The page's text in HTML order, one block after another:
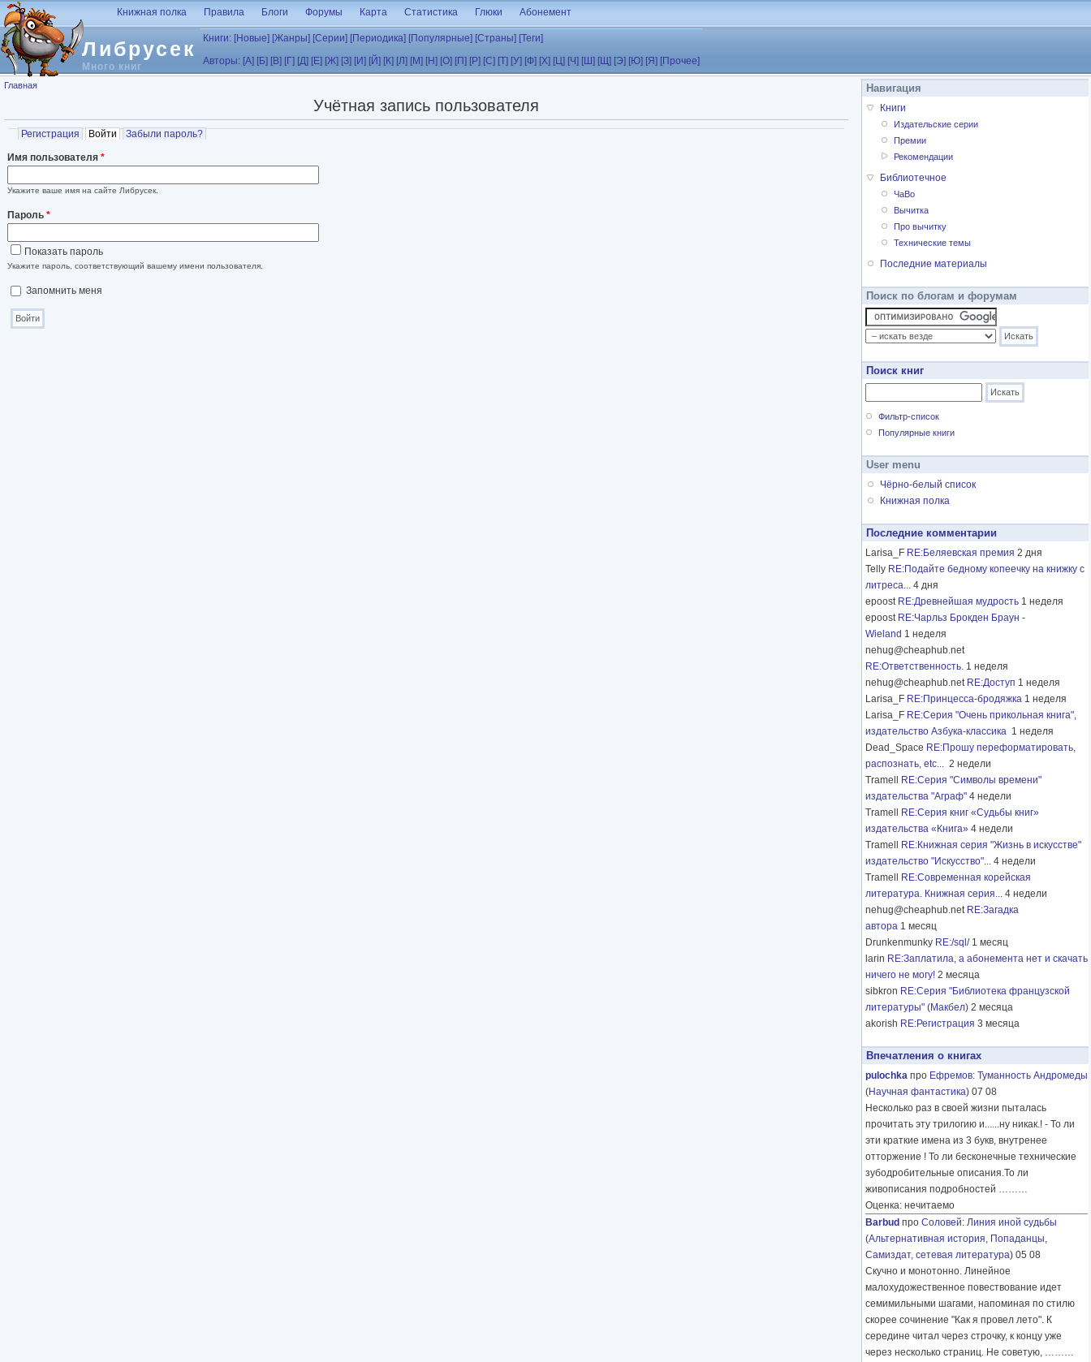
Перейти к основному содержанию
Либрусек
Много книг
Книжная полка Правила Блоги Форумы Карта Статистика Глюки Абонемент
Книги: [Новые] [Жанры] [Серии] [Периодика] [Популярные] [Страны] [Теги]
Авторы: [А] [Б] [В] [Г] [Д] [Е] [Ж] [З] [И] [Й] [К] [Л] [М] [Н] [О] [П] [Р] [С] [Т] [У] [Ф] [Х] [Ц] [Ч] [Ш] [Щ] [Э] [Ю] [Я] [Прочее]
Вы здесь
Главная
Учётная запись пользователя
Главные вкладки
Регистрация Войти (активная вкладка)
Забыли пароль?
Имя пользователя *
Укажите ваше имя на сайте Либрусек.
Пароль *
Показать пароль
Укажите пароль, соответствующий вашему имени пользователя.
Запомнить меня
Навигация
Книги
Издательские серии
Премии
Рекомендации
Библиотечное
ЧаВо
Вычитка
Про вычитку
Технические темы
Последние материалы
Поиск по блогам и форумам
Поиск книг
Фильтр-список
Популярные книги
User menu
Чёрно-белый список
Книжная полка
Последние комментарии
Larisa_F RE:Беляевская премия 2 дня
Telly RE:Подайте бедному копеечку на книжку с
литреса... 4 дня
epoost RE:Древнейшая мудрость 1 неделя
epoost RE:Чарльз Брокден Браун -
Wieland 1 неделя
nehug@cheaphub.net
RE:Ответственность. 1 неделя
nehug@cheaphub.net RE:Доступ 1 неделя
Larisa_F RE:Принцесса-бродяжка 1 неделя
Larisa_F RE:Серия "Очень прикольная книга",
издательство Азбука-классика 1 неделя
Dead_Space RE:Прошу переформатировать,
распознать, etc... 2 недели
Tramell
RE:Серия "Символы времени"
издательства "Аграф" 4 недели
Tramell
RE:Серия книг «Судьбы книг»
издательства «Книга» 4 недели
Tramell
RE:Книжная серия "Жизнь в искусстве"
издательство "Искусство"... 4 недели
Tramell
RE:Современная корейская
литература. Книжная серия... 4 недели
nehug@cheaphub.net RE:Загадка
автора 1 месяц
Drunkenmunky RE:/sql/ 1 месяц
larin RE:Заплатила, а абонемента нет и скачать
ничего не могу! 2 месяца
sibkron RE:Серия "Библиотека французской
литературы" (Макбел) 2 месяца
akorish RE:Регистрация 3 месяца
Впечатления о книгах
pulochka про Ефремов: Туманность Андромеды
(Научная фантастика) 07 08
Несколько раз в своей жизни пыталась
прочитать эту трилогию и......ну никак.! - То ли
эти краткие имена из 3 букв, внутренее
отторжение ! То ли бесконечные технические
зубодробительные описания.То ли
живописания подробностей ………
Оценка: нечитаемо
Barbud про Соловей: Линия иной судьбы
(Альтернативная история, Попаданцы,
Самиздат, сетевая литература) 05 08
Скучно и монотонно. Линейное
малохудожественное повествование идет
семимильными шагами, напоминая по стилю
скорее сочинение "Как я провел лето". К
середине читал через строчку, к концу уже
через несколько страниц. Не советую, ………